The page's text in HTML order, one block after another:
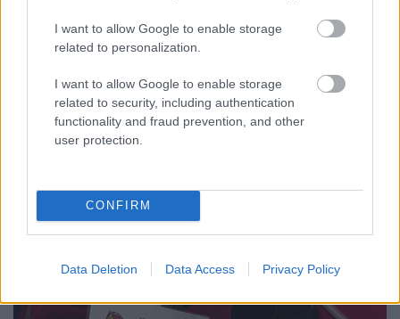
I want to allow Google to enable storage
related to personalization.
I want to allow Google to enable storage
related to security, including authentication
functionality and fraud prevention, and other
user protection.
CONFIRM
Data Deletion Data Access Privacy Policy
Rubik - TurbOLL tanulós nap
Rubik kocka tanulás
• 2025. január 22.
Ma kicsit megszaladt velem azOLLló, és 8 új
algoritmust is megtanultam. Egyben érzem, hogy ez